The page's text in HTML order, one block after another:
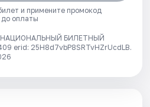
и примените промокод
до оплаты
НАЦИОНАЛЬНЫЙ БИЛЕТНЫЙ
erid: 25H8d7vbP8SRTvHZrUcdLB.